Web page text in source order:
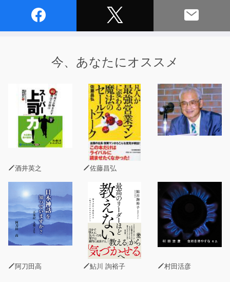
今、あなたにオススメ
酒井英之 佐藤昌弘
阿刀田高 鮎川 詢裕子 村田活彦